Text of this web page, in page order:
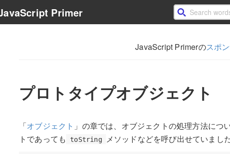
Primer
JavaScript Primerのスポ
プロトタイプオブジェクト
「オブジェクト 」の章では、オブジェクトの処理方法につ
トであっても
toString メソッドなどを呼び出せていました